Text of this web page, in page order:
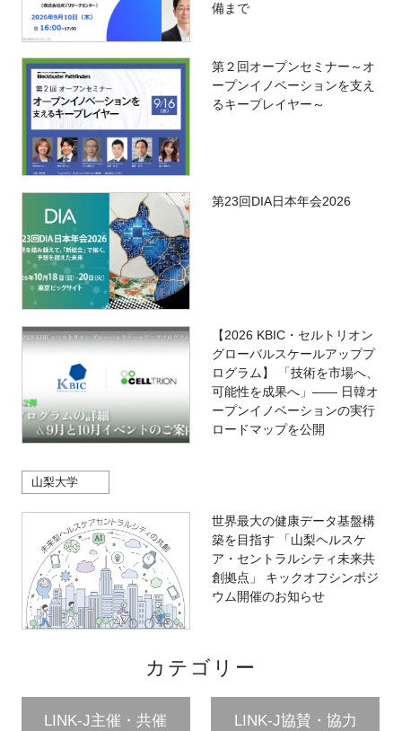
備まで
第２回オープンセミナー～オ
ープンイノベーションを支え
るキープレイヤー～
第23回DIA日本年会2026
【2026 KBIC・セルトリオン
グローバルスケールアッププ
ログラム】 「技術を市場へ、
可能性を成果へ」―― 日韓オ
ープンイノベーションの実行
ロードマップを公開
山梨大学
世界最大の健康データ基盤構
築を目指す 「山梨ヘルスケ
ア・セントラルシティ未来共
創拠点」 キックオフシンポジ
ウム開催のお知らせ
カテゴリー
LINK-J主催・共催 LINK-J協賛・協力